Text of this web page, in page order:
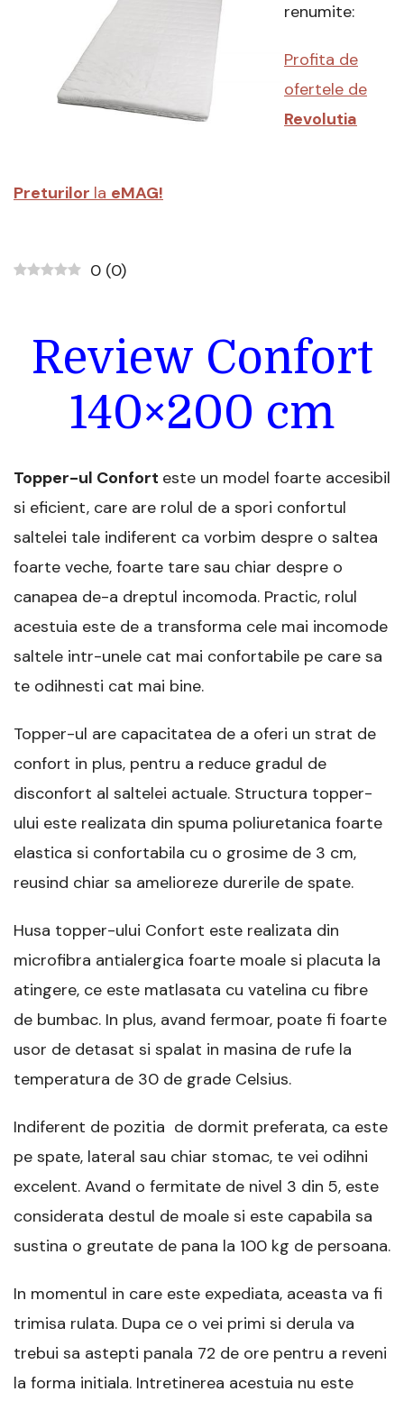
Sfaturi
renumite:
Profita de
ofertele de
Revolutia
Preturilor la eMAG!
0 (0)
Review Confort
140×200 cm
Topper-ul Confort este un model foarte accesibil
si eficient, care are rolul de a spori confortul
saltelei tale indiferent ca vorbim despre o saltea
foarte veche, foarte tare sau chiar despre o
canapea de-a dreptul incomoda. Practic, rolul
acestuia este de a transforma cele mai incomode
saltele intr-unele cat mai confortabile pe care sa
te odihnesti cat mai bine.
Topper-ul are capacitatea de a oferi un strat de
confort in plus, pentru a reduce gradul de
disconfort al saltelei actuale. Structura topper-
ului este realizata din spuma poliuretanica foarte
elastica si confortabila cu o grosime de 3 cm,
reusind chiar sa amelioreze durerile de spate.
Husa topper-ului Confort este realizata din
microfibra antialergica foarte moale si placuta la
atingere, ce este matlasata cu vatelina cu fibre
de bumbac. In plus, avand fermoar, poate fi foarte
usor de detasat si spalat in masina de rufe la
temperatura de 30 de grade Celsius.
Indiferent de pozitia de dormit preferata, ca este
pe spate, lateral sau chiar stomac, te vei odihni
excelent. Avand o fermitate de nivel 3 din 5, este
considerata destul de moale si este capabila sa
sustina o greutate de pana la 100 kg de persoana.
In momentul in care este expediata, aceasta va fi
trimisa rulata. Dupa ce o vei primi si derula va
trebui sa astepti panala 72 de ore pentru a reveni
la forma initiala. Intretinerea acestuia nu este